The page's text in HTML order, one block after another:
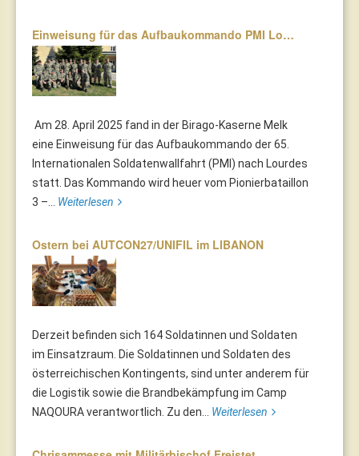
Einweisung für das Aufbaukommando PMI Lo…
Am 28. April 2025 fand in der Birago-Kaserne Melk
eine Einweisung für das Aufbaukommando der 65.
Internationalen Soldatenwallfahrt (PMI) nach Lourdes
statt. Das Kommando wird heuer vom Pionierbataillon
3 –... Weiterlesen
Ostern bei AUTCON27/UNIFIL im LIBANON
Derzeit befinden sich 164 Soldatinnen und Soldaten
im Einsatzraum. Die Soldatinnen und Soldaten des
österreichischen Kontingents, sind unter anderem für
die Logistik sowie die Brandbekämpfung im Camp
NAQOURA verantwortlich. Zu den... Weiterlesen